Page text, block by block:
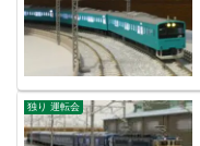
独り 運転会